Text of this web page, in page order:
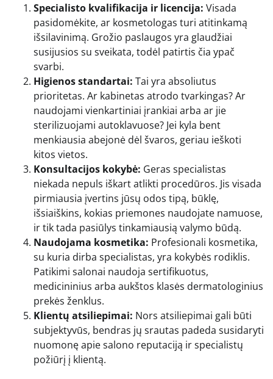
Specialisto kvalifikacija ir licencija: Visada
pasidomėkite, ar kosmetologas turi atitinkamą
išsilavinimą. Grožio paslaugos yra glaudžiai
susijusios su sveikata, todėl patirtis čia ypač
svarbi.
Higienos standartai: Tai yra absoliutus
prioritetas. Ar kabinetas atrodo tvarkingas? Ar
naudojami vienkartiniai įrankiai arba ar jie
sterilizuojami autoklavuose? Jei kyla bent
menkiausia abejonė dėl švaros, geriau ieškoti
kitos vietos.
Konsultacijos kokybė: Geras specialistas
niekada nepuls iškart atlikti procedūros. Jis visada
pirmiausia įvertins jūsų odos tipą, būklę,
išsiaiškins, kokias priemones naudojate namuose,
ir tik tada pasiūlys tinkamiausią valymo būdą.
Naudojama kosmetika: Profesionali kosmetika,
su kuria dirba specialistas, yra kokybės rodiklis.
Patikimi salonai naudoja sertifikuotus,
medicininius arba aukštos klasės dermatologinius
prekės ženklus.
Klientų atsiliepimai: Nors atsiliepimai gali būti
subjektyvūs, bendras jų srautas padeda susidaryti
nuomonę apie salono reputaciją ir specialistų
požiūrį į klientą.